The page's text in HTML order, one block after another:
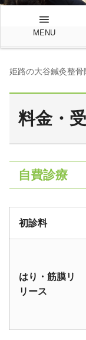
menu
MENU
姫路の大谷鍼灸整骨
料金・
自費診療
初診料
はり・筋膜リ
リース